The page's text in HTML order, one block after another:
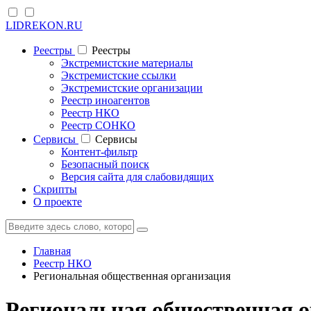
LIDREKON.RU
Реестры
Реестры
Экстремистские материалы
Экстремистские ссылки
Экстремистские организации
Реестр иноагентов
Реестр НКО
Реестр СОНКО
Cервисы
Cервисы
Контент-фильтр
Безопасный поиск
Версия сайта для слабовидящих
Скрипты
О проекте
Главная
Реестр НКО
Региональная общественная организация